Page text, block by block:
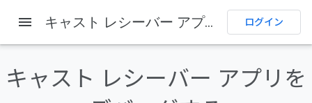
ホーム プロダクト Cast Codelab
1. 概要
Google Cast とは
menu キャスト レシーバー アプリをデバッグする ログイン
キャスト レシーバー アプリを